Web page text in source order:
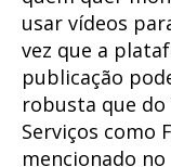
usar vídeos
vez que a
publicação
robusta que do
Serviços como
mencionado